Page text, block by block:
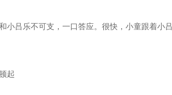
吕乐不可支，一口答应。很快，小童跟着小吕
起